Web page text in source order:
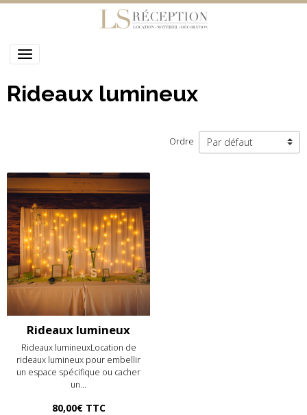
Rideaux lumineux
Ordre
Rideaux lumineux
Rideaux lumineuxLocation de
rideaux lumineux pour embellir
un espace spécifique ou cacher
un...
80,00€ TTC